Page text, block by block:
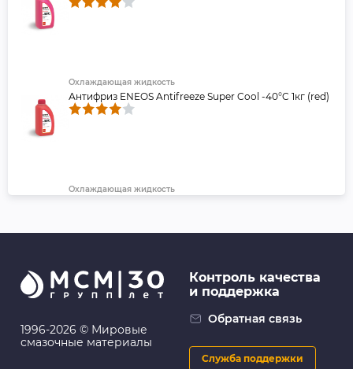
Охлаждающая жидкость
Антифриз ENEOS Antifreeze Super Cool -40°C 1кг (red)
Охлаждающая жидкость
Масляные фильтры
Фильтр масляный C-809 MANN-FILTER W610/6
1996-2026 © Мировые
смазочные материалы
Контроль качества
и поддержка
Обратная связь
Служба поддержки